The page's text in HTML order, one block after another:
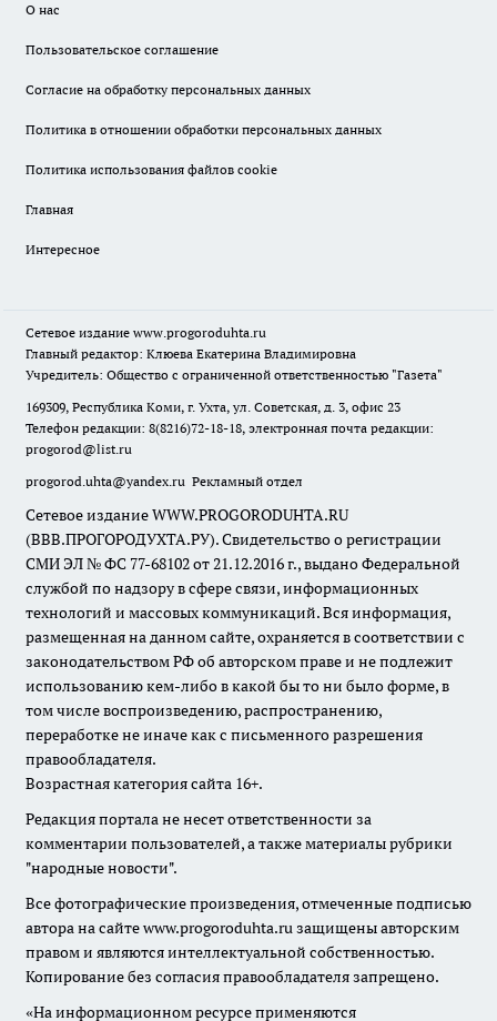
О нас
Пользовательское соглашение
Согласие на обработку персональных данных
Политика в отношении обработки персональных данных
Политика использования файлов cookie
Главная
Интересное
Сетевое издание www.progoroduhta.ru
Главный редактор: Клюева Екатерина Владимировна
Учредитель: Общество с ограниченной ответственностью "Газета"
169309, Республика Коми, г. Ухта, ул. Советская, д. 3, офис 23
Телефон редакции: 8(8216)72-18-18, электронная почта редакции:
progorod@list.ru
progorod.uhta@yandex.ru Рекламный отдел
Сетевое издание WWW.PROGORODUHTA.RU
(ВВВ.ПРОГОРОДУХТА.РУ). Свидетельство о регистрации
СМИ ЭЛ № ФС 77-68102 от 21.12.2016 г., выдано Федеральной
службой по надзору в сфере связи, информационных
технологий и массовых коммуникаций. Вся информация,
размещенная на данном сайте, охраняется в соответствии с
законодательством РФ об авторском праве и не подлежит
использованию кем-либо в какой бы то ни было форме, в
том числе воспроизведению, распространению,
переработке не иначе как с письменного разрешения
правообладателя.
Возрастная категория сайта 16+.
Редакция портала не несет ответственности за
комментарии пользователей, а также материалы рубрики
"народные новости".
Все фотографические произведения, отмеченные подписью
автора на сайте www.progoroduhta.ru защищены авторским
правом и являются интеллектуальной собственностью.
Копирование без согласия правообладателя запрещено.
«На информационном ресурсе применяются